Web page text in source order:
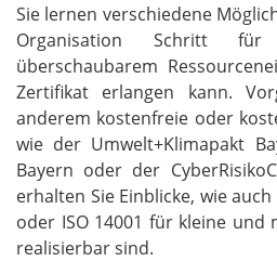
Sie lernen verschiedene
Organisation Schritt
überschaubarem
Zertifikat erlangen kann.
anderem kostenfreie oder
wie der Umwelt+Klimapakt
Bayern oder der
erhalten Sie Einblicke, wie auch
oder ISO 14001 für kleine und
realisierbar sind.